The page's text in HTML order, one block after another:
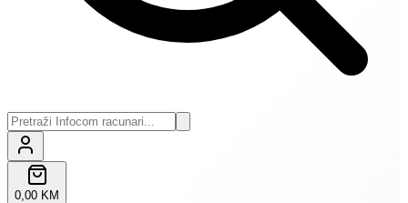
0,00 KM